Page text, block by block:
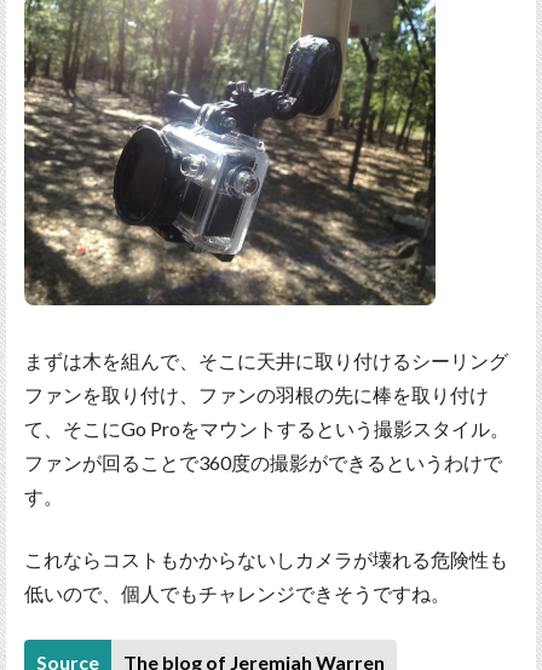
まずは木を組んで、そこに天井に取り付けるシーリング
ファンを取り付け、ファンの羽根の先に棒を取り付け
て、そこにGo Proをマウントするという撮影スタイル。
ファンが回ることで360度の撮影ができるというわけで
す。
これならコストもかからないしカメラが壊れる危険性も
低いので、個人でもチャレンジできそうですね。
Source The blog of Jeremiah Warren